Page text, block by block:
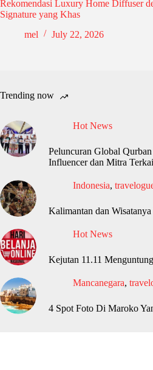
Rekomendasi Luxury Home Diffuser
Signature yang Khas
mel
July 22, 2026
Trending now
Hot News
Peluncuran Global
Influencer dan Mitra
Indonesia,
Kalimantan dan
Hot News
Kejutan 11.11
Mancanegara,
4 Spot Foto Di Maroko